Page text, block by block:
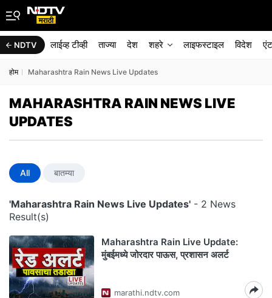
NDTV लाईव्ह टीव्ही ताज्या देश शहरे लाइफस्टाइल विदेश
होम Maharashtra Rain News Live Updates
MAHARASHTRA RAIN NEWS LIVE
UPDATES
All बातम्या
'Maharashtra Rain News Live Updates' - 2 News
Result(s)
Maharashtra Rain Live Update:
मुंबईमध्ये जोरदार पाऊस, प्रशासन अलर्ट
marathi.ndtv.com